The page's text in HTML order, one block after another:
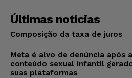
Últimas notícias
Composição da taxa de juros
Meta é alvo de denúncia após
conteúdo sexual infantil
suas plataformas